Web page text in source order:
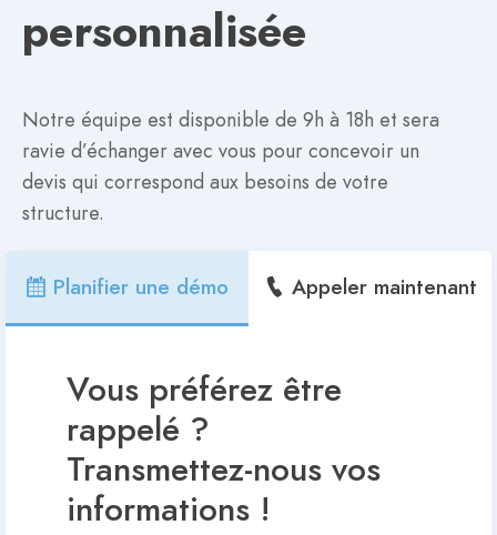
personnalisée
Notre équipe est disponible de 9h à 18h et sera
ravie d’échanger avec vous pour concevoir un
devis qui correspond aux besoins de votre
structure.
Planifier une démo Appeler maintenant
Vous préférez être
rappelé ?
Transmettez-nous vos
informations !